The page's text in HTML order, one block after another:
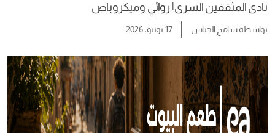
نادى المثقفين السرى| روائي وميكروباص
بواسطةسامح الجباس 17 يونيو، 2026